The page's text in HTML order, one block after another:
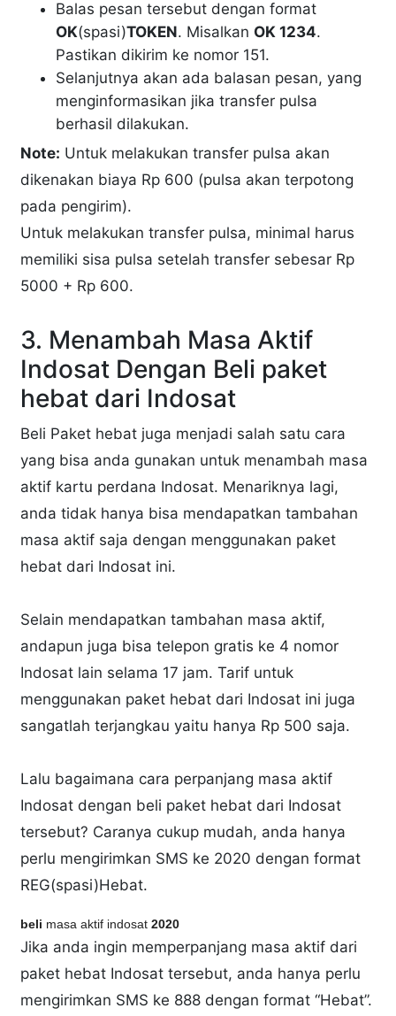
Balas pesan tersebut dengan format
OK(spasi)TOKEN. Misalkan OK 1234.
Pastikan dikirim ke nomor 151.
Selanjutnya akan ada balasan pesan, yang
menginformasikan jika transfer pulsa
berhasil dilakukan.
Note: Untuk melakukan transfer pulsa akan
dikenakan biaya Rp 600 (pulsa akan terpotong
pada pengirim).
Untuk melakukan transfer pulsa, minimal harus
memiliki sisa pulsa setelah transfer sebesar Rp
5000 + Rp 600.
3. Menambah Masa Aktif
Indosat Dengan Beli paket
hebat dari Indosat
Beli Paket hebat juga menjadi salah satu cara
yang bisa anda gunakan untuk menambah masa
aktif kartu perdana Indosat. Menariknya lagi,
anda tidak hanya bisa mendapatkan tambahan
masa aktif saja dengan menggunakan paket
hebat dari Indosat ini.
Selain mendapatkan tambahan masa aktif,
andapun juga bisa telepon gratis ke 4 nomor
Indosat lain selama 17 jam. Tarif untuk
menggunakan paket hebat dari Indosat ini juga
sangatlah terjangkau yaitu hanya Rp 500 saja.
Lalu bagaimana cara perpanjang masa aktif
Indosat dengan beli paket hebat dari Indosat
tersebut? Caranya cukup mudah, anda hanya
perlu mengirimkan SMS ke 2020 dengan format
REG(spasi)Hebat.
beli masa aktif indosat2020
Jika anda ingin memperpanjang masa aktif dari
paket hebat Indosat tersebut, anda hanya perlu
mengirimkan SMS ke 888 dengan format “Hebat”.